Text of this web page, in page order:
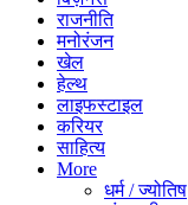
राजनीति
मनोरंजन
खेल
हेल्थ
लाइफस्टाइल
करियर
साहित्य
More
धर्म / ज्योतिष